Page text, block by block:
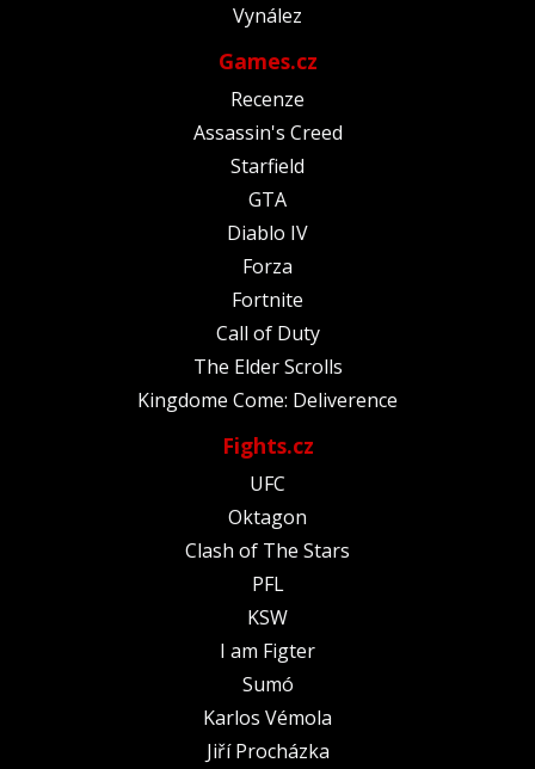
Vynález
Games.cz
Recenze
Assassin's Creed
Starfield
GTA
Diablo IV
Forza
Fortnite
Call of Duty
The Elder Scrolls
Kingdome Come: Deliverence
Fights.cz
UFC
Oktagon
Clash of The Stars
PFL
KSW
I am Figter
Sumó
Karlos Vémola
Jiří Procházka